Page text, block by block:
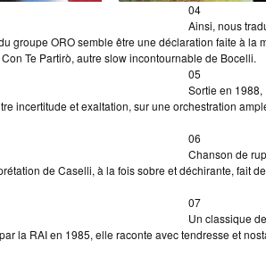
04
Ainsi, nous
groupe ORO semble être une déclaration faite à la
Te Partirò, autre slow incontournable de Bocelli.
05
Sortie en
incertitude et exaltation, sur une orchestration
06
Chanson de
de Caselli, à la fois sobre et déchirante, fait
07
Un classique
la RAI en 1985, elle raconte avec tendresse et